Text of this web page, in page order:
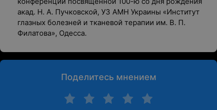
акад. Н. А. Пучковской, УЗ АМН Украины «Институт
глазных болезней и тканевой терапии им. В. П.
Филатова», Одесса.
Поделитесь мнением